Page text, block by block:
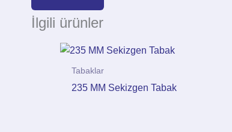
İlgili ürünler
Tabaklar
235 MM Sekizgen Tabak